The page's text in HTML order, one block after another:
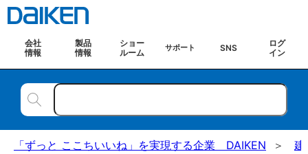
会社
情報
製品
情報
ショー
ルーム
サポート SNS
ログ
イン
「ずっと ここちいいね」を実現する企業 DAIKEN 建